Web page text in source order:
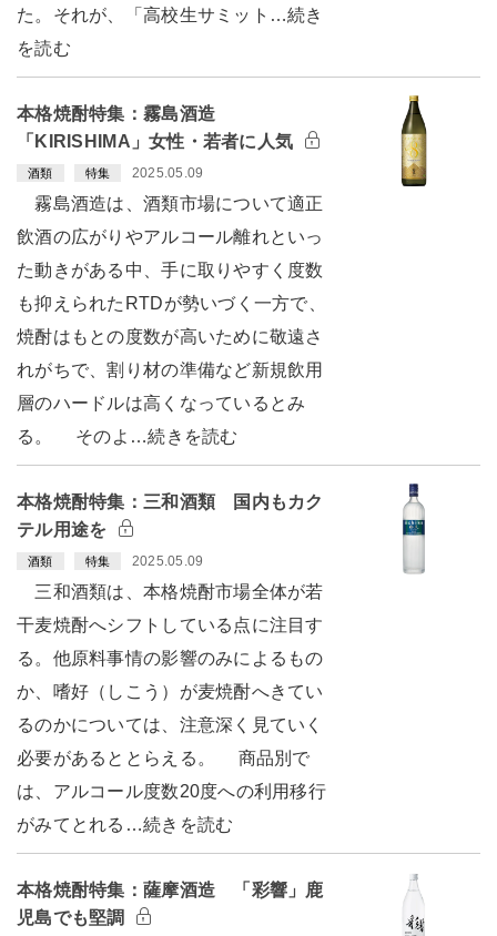
た。それが、「高校生サミット…続き
を読む
本格焼酎特集：霧島酒造
「KIRISHIMA」女性・若者に人気
酒類 特集 2025.05.09
霧島酒造は、酒類市場について適正
飲酒の広がりやアルコール離れといっ
た動きがある中、手に取りやすく度数
も抑えられたRTDが勢いづく一方で、
焼酎はもとの度数が高いために敬遠さ
れがちで、割り材の準備など新規飲用
層のハードルは高くなっているとみ
る。 そのよ…続きを読む
本格焼酎特集：三和酒類 国内もカク
テル用途を
酒類 特集 2025.05.09
三和酒類は、本格焼酎市場全体が若
干麦焼酎へシフトしている点に注目す
る。他原料事情の影響のみによるもの
か、嗜好（しこう）が麦焼酎へきてい
るのかについては、注意深く見ていく
必要があるととらえる。 商品別で
は、アルコール度数20度への利用移行
がみてとれる…続きを読む
本格焼酎特集：薩摩酒造 「彩響」鹿
児島でも堅調